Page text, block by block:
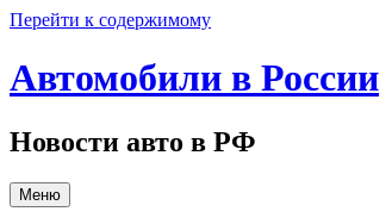
Перейти к содержимому
Автомобили в России
Новости авто в РФ
Меню